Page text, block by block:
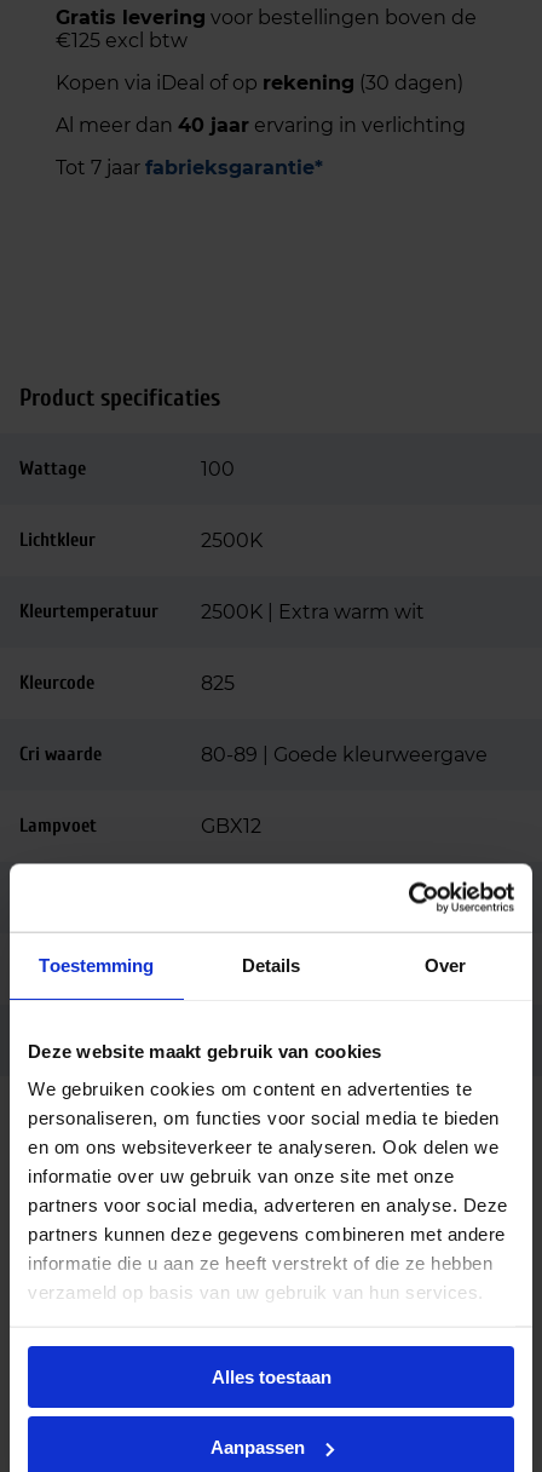
Toestemming Details Over
Deze website maakt gebruik van cookies
We gebruiken cookies om content en advertenties te
personaliseren, om functies voor social media te bieden
en om ons websiteverkeer te analyseren. Ook delen we
informatie over uw gebruik van onze site met onze
partners voor social media, adverteren en analyse. Deze
partners kunnen deze gegevens combineren met andere
informatie die u aan ze heeft verstrekt of die ze hebben
verzameld op basis van uw gebruik van hun services.
Alles toestaan
Aanpassen
Gratis levering voor bestellingen boven de
€125 excl btw
Kopen via iDeal of op rekening (30 dagen)
Al meer dan 40 jaar ervaring in verlichting
Tot 7 jaar fabrieksgarantie*
Product specificaties
Wattage 100
Lichtkleur 2500K
Kleurtemperatuur 2500K | Extra warm wit
Kleurcode 825
Cri waarde 80-89 | Goede kleurweergave
Lampvoet GBX12
Code B3321
Ean code 4018775000251
Advies of hulp nodig?
Heb je advies nodig of ben je op zoek naar
helpen je graag met professioneellichtadvies
en zorgen voor de juiste licht oplossing. Aarzel
niet om contact met ons op te nemen.